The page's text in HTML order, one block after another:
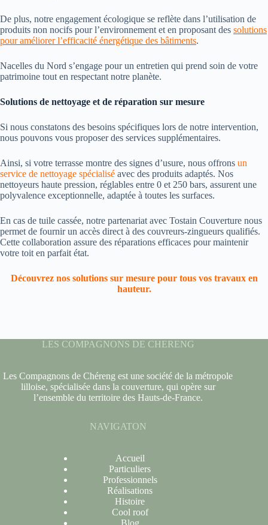
De plus, notre engagement écologique se reflète dans l’utilisation de
produits non nocifs pour l’environnement et en proposant des solutions
pour améliorer l’efficacité énergétique des bâtiments.
Nacelles du Nord s’engage pour un entretien qui prend soin de votre
patrimoine tout en respectant notre planète.
Solutions de nettoyage et de réparation sur mesure
Si nous constatons des besoins spécifiques lors de notre intervention,
nous pouvons vous proposer des services supplémentaires.
Ainsi, si votre terrasse montre des signes d’usure, nous offrons un
service de nettoyage spécialisé avec des produits adaptés. Nos
nettoyeurs haute pression, réglables entre 0 et 250 bars, assurent une
polyvalence exceptionnelle, adaptée à toutes les surfaces.
En cas de tuile cassée, notre partenariat avec Tostain Couverture nous
permet de fournir un accès direct à des couvreurs-zingueurs qualifiés.
Cette collaboration assure des réparations efficaces pour maintenir
votre toit en parfait état.
Découvrez nos solutions sur mesure pour tous vos travaux en
hauteur.
LES COMPAGNONS DE CHERENG
Les Compagnons de Chéreng est une société de la métropole
lilloise, spécialisée dans la couverture, qui opère sur
l’ensemble du territoire des Hauts-de-France.
NAVIGATON
Accueil
Particuliers
Professionnels
Réalisations
Histoire
Cool roof
Blog